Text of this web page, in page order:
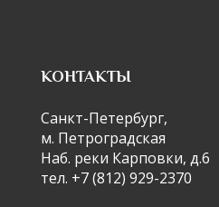
КОНТАКТЫ
Санкт-Петербург,
м. Петроградская
Наб. реки Карповки, д.6
тел. +7 (812) 929-2370